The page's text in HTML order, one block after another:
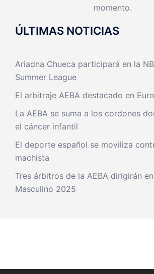
momento.
ÚLTIMAS NOTICIAS
Ariadna Chueca participará en la
Summer League
El arbitraje AEBA destacado en
La AEBA se suma a los cordones
el cáncer infantil
El deporte español se moviliza
machista
Tres árbitros de la AEBA dirigirán
Masculino 2025